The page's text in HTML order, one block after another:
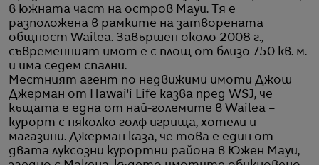
в южната част на остров Мауи. Тя е
разположена в рамките на затворената
общност Wailea. Завършен около 2008 г.,
съвременният имот е с площ от близо 750 кв. м.
и има седем спални.
Местният агент по недвижими имоти Джош
Джерман от Hawai'i Life казва пред WSJ, че
къщата е една от най-големите в Wailea –
курорт с няколко голф игрища, хотели и
магазини. Джерман каза, че това е един от
двата луксозни курортни района в Южен Мауи,